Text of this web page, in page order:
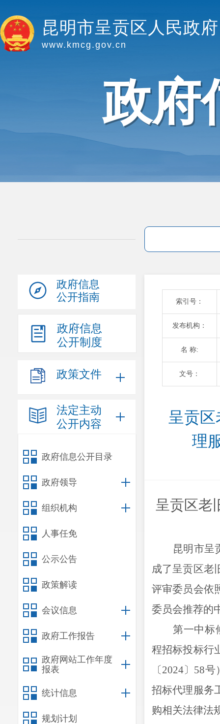
昆明市呈贡区人民政府
www.kmcg.gov.cn
政府
政府信息
公开指南
政府信息
公开制度
政策文件
法定主动
公开内容
政府信息公开目录
政府领导
组织机构
人事任免
公示公告
政策解读
会议信息
政府工作报告
政府网站工作年度
报表
统计信息
规划计划
索引号：
发布机构：
名 称:
文号：
呈贡
理
呈贡区老
昆明市呈
成了呈贡区老
评审委员会依
委员会推荐的
第一中标
程招标投标行
〔2024〕58
招标代理服务
购相关法律法